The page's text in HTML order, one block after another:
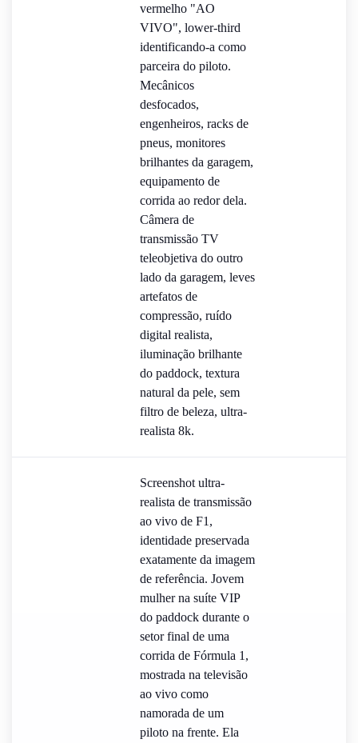
vermelho "AO
VIVO", lower-third
identificando-a como
parceira do piloto.
Mecânicos
desfocados,
engenheiros, racks de
pneus, monitores
brilhantes da garagem,
equipamento de
corrida ao redor dela.
Câmera de
transmissão TV
teleobjetiva do outro
lado da garagem, leves
artefatos de
compressão, ruído
digital realista,
iluminação brilhante
do paddock, textura
natural da pele, sem
filtro de beleza, ultra-
realista 8k.
Screenshot ultra-
realista de transmissão
ao vivo de F1,
identidade preservada
exatamente da imagem
de referência. Jovem
mulher na suíte VIP
do paddock durante o
setor final de uma
corrida de Fórmula 1,
mostrada na televisão
ao vivo como
namorada de um
piloto na frente. Ela